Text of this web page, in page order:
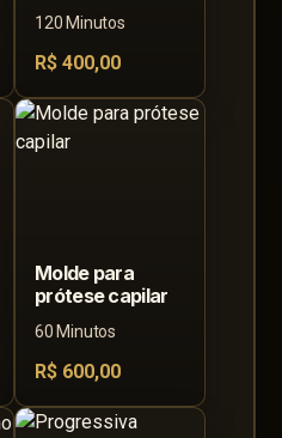
120 Minutos
R$ 400,00
Molde para
prótese capilar
60 Minutos
R$ 600,00